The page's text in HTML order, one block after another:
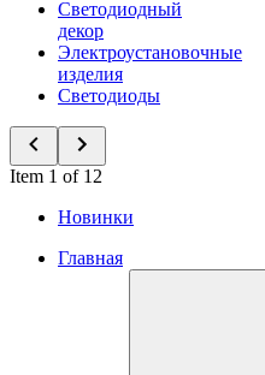
Светодиодный
декор
Электроустановочные
изделия
Светодиоды
Item 1 of 12
Новинки
Главная